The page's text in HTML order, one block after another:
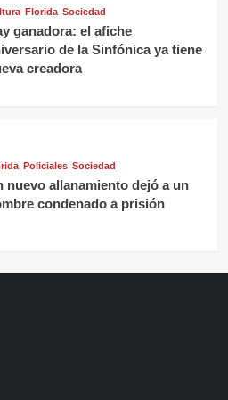
Florida Sociedad
ganadora: el afiche
de la Sinfónica ya tiene
creadora
Policiales Sociedad
nuevo allanamiento dejó a un
condenado a prisión